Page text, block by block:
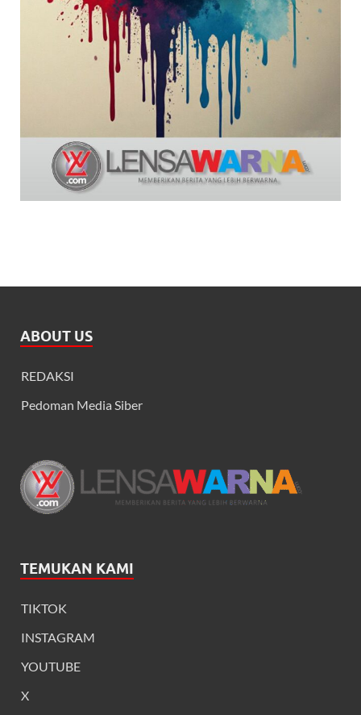
ABOUT US
REDAKSI
Pedoman Media Siber
TEMUKAN KAMI
TIKTOK
INSTAGRAM
YOUTUBE
X